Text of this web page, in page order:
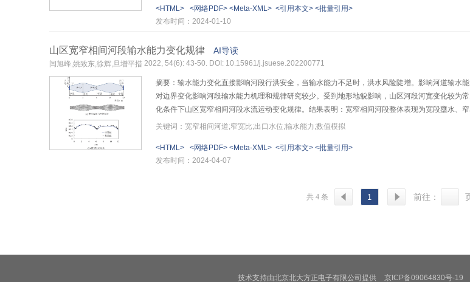
域的高程为1200～2400 m，坡度为大于60°，坡向为SE，距沟道距离为小于800 m，距断层距
度小于40°、距沟道距离大于200 m、距断层距离大于1500 m、年均降水量大于840 mm的区域
间的推移而降低，植被的恢复能有效减弱崩滑物源的活动。以上研究对于丰富崩滑物源演化理论
<HTML> <网络PDF> <Meta-XML> <引用本文> <批量引用>
发布时间：2024-01-10
山区宽窄相间河段输水能力变化规律 AI导读
闫旭峰,姚致东,徐辉,旦增平措 2022, 54(6): 43-50. DOI: 10.15961/j.jsuese.202200771
摘要：输水能力变化直接影响河段行洪安全，当输水能力不足时，洪水风险陡增。影响河道输
对边界变化影响河段输水能力机理和规律研究较少。受到地形地貌影响，山区河段河宽变化较
化条件下山区宽窄相间河段水流运动变化规律。结果表明：宽窄相间河段整体表现为宽段壅水、
跃。下游出口为低水位时，随窄宽比减小，跌水–壅水–水跃分区效应越显著，展宽段水头损失
下，出口水位变化对展宽与缩窄水头损失比的影响较大，表现为先增加后减小，且水头损失比
布和水头损失特征，可为山区河流水沙灾害防治提供科学依据。
关键词：宽窄相间河道;窄宽比;出口水位;输水能力;数值模拟
<HTML> <网络PDF> <Meta-XML> <引用本文> <批量引用>
发布时间：2024-04-07
共 4 条 1 前往：
技术支持由北京北大方正电子有限公司提供 京ICP备09064830号-19